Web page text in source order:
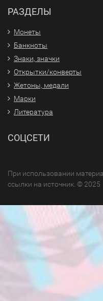
РАЗДЕЛЫ
Монеты
Банкноты
Знаки, значки
Открытки/конверты
Жетоны, медали
Марки
Литература
СОЦСЕТИ
При использовании
ссылки на источник. © 2025